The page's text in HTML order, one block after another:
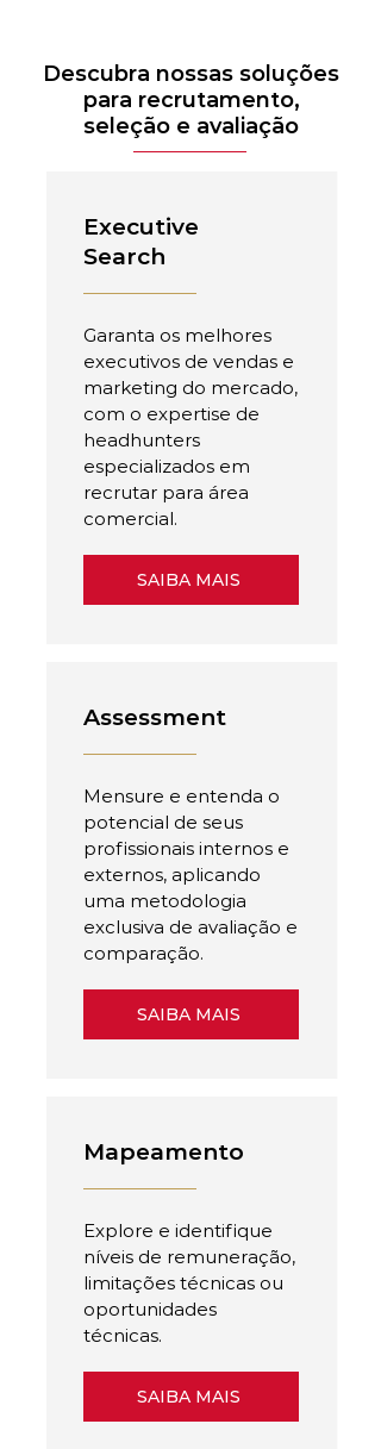
Descubra nossas soluções
para recrutamento,
seleção e avaliação
Executive
Search
Garanta os melhores
executivos de vendas e
marketing do mercado,
com o expertise de
headhunters
especializados em
recrutar para área
comercial.
SAIBA MAIS
Assessment
Mensure e entenda o
potencial de seus
profissionais internos e
externos, aplicando
uma metodologia
exclusiva de avaliação e
comparação.
SAIBA MAIS
Mapeamento
Explore e identifique
níveis de remuneração,
limitações técnicas ou
oportunidades
técnicas.
SAIBA MAIS